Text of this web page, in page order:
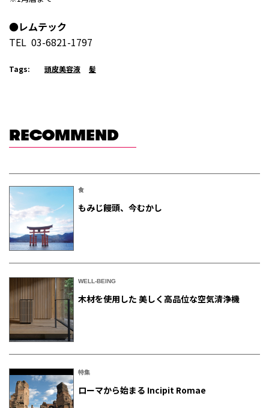
●レムテック
TEL 03-6821-1797
Tags: 頭皮美容液 髪
RECOMMEND
食
もみじ饅頭、今むかし
WELL-BEING
木材を使用した 美しく高品位な空気清浄機
特集
ローマから始まる Incipit Romae